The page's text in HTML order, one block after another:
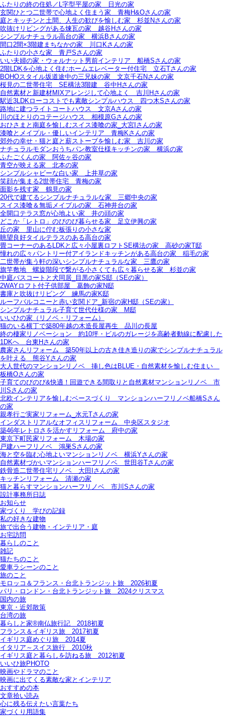
ふたりの終の住処／L字型平屋の家＿日光の家
玄関ひとつ二世帯で心地よく住まう家＿青梅H&Oさんの家
庭とキッチンと土間、人生の歓びを愉しむ家＿杉並Nさんの家
吹抜けリビングがある煉瓦の家＿越谷Hさんの家
シンプルナチュラル高台の家＿横浜Bさんの家
間口2間×3階建まちなかの家＿川口Kさんの家
ふたりの小さな家＿青戸Sさんの家
いい夫婦の家・ウォルナット男前インテリア＿船橋Sさんの家
2階LDKを心地よく住むホームエレベーター付住宅＿立石Tさんの家
BOHOスタイル坂道途中の三兄妹の家＿文京千石Nさんの家
桜見の二世帯住宅＿SE構法3階建＿谷中Hさんの家
自然素材と新建材MIXアレンジして心地よく＿吉川Hさんの家
駅近3LDKローコストでも素敵シンプルハウス＿四つ木Sさんの家
路地に建つライトコートハウス＿文京Aさんの家
川のほとりのコテージハウス＿相模原Gさんの家
おひさまと南庭を愉しむスイス漆喰の家_大宮Iさんの家
漆喰とメイプル・優しいインテリア＿青梅Kさんの家
郊外の幸せ・猫と庭と薪ストーブを愉しむ家＿吉川の家
ナチュラルモダンおうちパン教室仕様キッチンの家＿横浜の家
ふたごくんの家＿阿佐ヶ谷の家
青空が映える家＿北本の家
シンプルシャビーな白い家＿上井草の家
笑顔が集まる2世帯住宅＿青梅の家
面影を残す家＿鶴見の家
20代で建てるシンプルナチュラルな家＿三郷中央の家
スイス漆喰＆無垢メイプルの家＿石神井台の家
全開口テラス窓が心地よい家＿井の頭の家
どこか「レトロ」のびのび暮らせる家＿足立伊興の家
丘の家＿里山に佇む板張りの小さな家
眺望良好タイルテラスのある高台の家
畳コーナーのあるLDKと広々小屋裏ロフトSE構法の家＿高砂の家T邸
憧れの広々パントリー付アイランドキッチンがある高台の家＿稲毛の家
二世帯が集う軒の深いシンプルナチュラルな家＿三鷹の家
旗竿敷地＿螺旋階段で繋がる小さくても広々暮らせる家＿杉並の家
中庭バスコートと犬同居_目黒の家S邸（SEの家）
2WAYロフト付子供部屋＿葛飾の家N邸
書庫と吹抜けリビング 練馬の家K邸
ルーフバルコニーと赤い玄関ドア_新宿の家H邸（SEの家）
シンプルナチュラル子育て世代仕様の家 M邸
いいひの家（リノベ・リフォーム）
猫のいる横丁で築80年越の木造長屋再生＿品川の長屋
終の棲家リノベーション＿約10坪・ビルのガレージを高齢者動線に配慮した
1DKへ＿台東Hさんの家
農家さんリフォーム＿築50年以上の古き佳き造りの家でシンプルナチュラル
を叶える＿熊谷Yさんの家
大人世代のマンションリノベ＿挿し色はBLUE・自然素材を愉しむ住まい＿
板橋Oさんの家
子育てのびのび&快適！回遊できる間取りと自然素材マンションリノベ＿市
川Sさんの家
北欧インテリアを愉しむベースづくり＿マンションハーフリノベ船橋Sさん
の家
親孝行ご実家リフォーム_水元Tさんの家
インダストリアルなオフィスリフォーム＿中央区スタジオ
築46年レトロさを活かすリフォーム＿府中の家
東京下町民家リフォーム＿木場の家
戸建ハーフリノベ＿鴻巣Sさんの家
海と空を臨む心地よいマンションリノベ＿横浜Yさんの家
自然素材づかいマンションハーフリノベ＿世田谷Tさんの家
鉄骨造二世帯住宅リノベ＿大田Iさんの家
キッチンリフォーム＿清瀬の家
猫と暮らすマンションハーフリノベ＿市川Sさんの家
設計事務所日誌
お知らせ
家づくり 学びの記録
私の好きな建物
旅で出合う建物・インテリア・庭
お宅訪問
暮らしのこと
雑記
猫たちのこと
愛車ラシーンのこと
旅のこと
モロッコ＆フランス・台北トランジット旅＿2026初夏
パリ・ロンドン・台北トランジット旅＿2024クリスマス
国内の旅
東京・近郊散策
台湾の旅
暮らしと家®南仏旅行記＿2018初夏
フランス＆イギリス旅＿2017初夏
イギリス庭めぐり旅＿2014夏
イタリア～スイス旅行 2010秋
イギリス庭と暮らしを訪ねる旅＿2012初夏
いいひ旅PHOTO
映画やドラマのこと
映画に出てくる素敵な家とインテリア
おすすめの本
文章拾い読み
心に残る伝えたい言葉たち
家づくり用語集